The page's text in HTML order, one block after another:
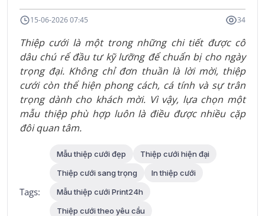
15-06-2026 07:45 34
Thiệp cưới là một trong những chi tiết được cô
dâu chú rể đầu tư kỹ lưỡng để chuẩn bị cho ngày
trọng đại. Không chỉ đơn thuần là lời mời, thiệp
cưới còn thể hiện phong cách, cá tính và sự trân
trọng dành cho khách mời. Vì vậy, lựa chọn một
mẫu thiệp phù hợp luôn là điều được nhiều cặp
đôi quan tâm.
Tags:
Mẫu thiệp cưới đẹp
Thiệp cưới hiện đại
Thiệp cưới sang trọng
In thiệp cưới
Mẫu thiệp cưới Print24h
Thiệp cưới theo yêu cầu